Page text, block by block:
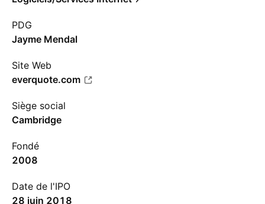
PDG
Jayme Mendal
Site Web
everquote.com
Siège social
Cambridge
Fondé
2008
Date de l'IPO
28 juin 2018